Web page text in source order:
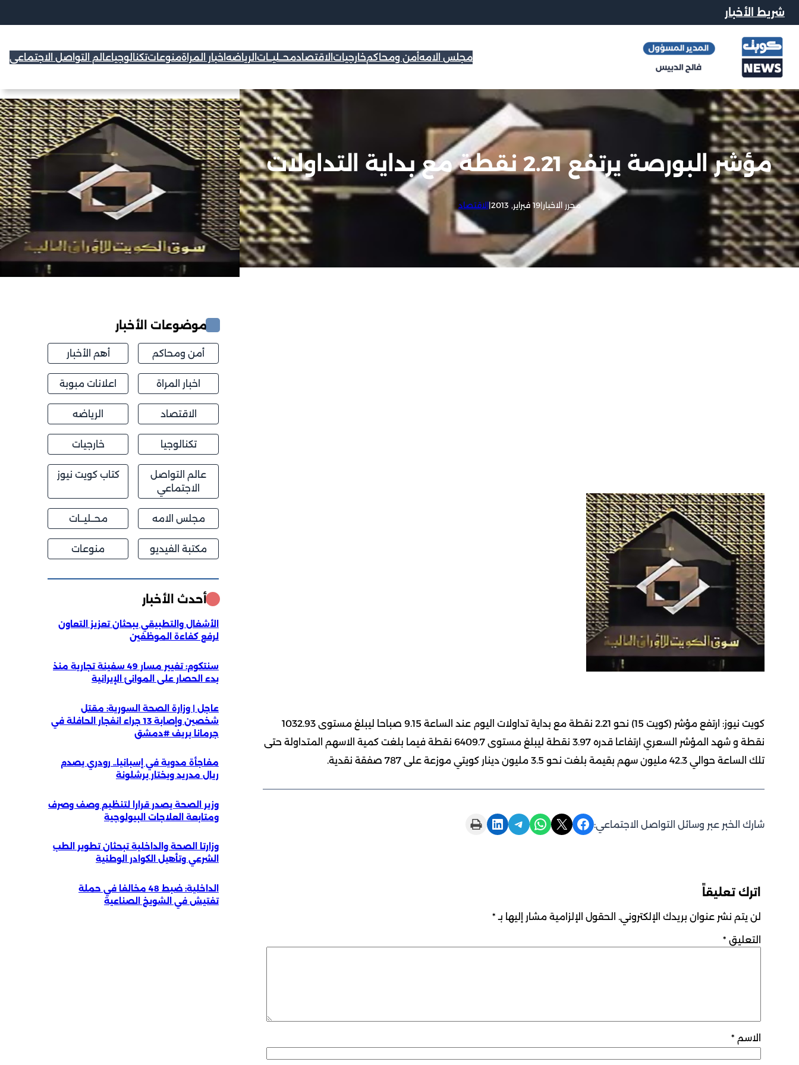
شريط الأخبار
مجلس الامهأمن ومحاكمخارجيات الاقتصادمحــليــات الرياضه اخبار المراةمنوعاتتكنالوجياعالم التواصل الاجتماعي
مؤشر البورصة يرتفع 2.21 نقطة مع بداية التداولات
محرر الاخبار|19 فبراير, 2013 |الاقتصاد
كويت نيوز: ارتفع مؤشر (كويت 15) نحو 2.21 نقطة مع بداية تداولات اليوم عند الساعة 9.15 صباحا ليبلغ مستوى 1032.93
نقطة و شهد المؤشر السعري ارتفاعا قدره 3.97 نقطة ليبلغ مستوى 6409.7 نقطة فيما بلغت كمية الاسهم المتداولة حتى
تلك الساعة حوالي 42.3 مليون سهم بقيمة بلغت نحو 3.5 مليون دينار كويتي موزعة على 787 صفقة نقدية.
شارك الخبر عبر وسائل التواصل الاجتماعي: Share on Facebook
Share on X
Share on WhatsApp
Share on Telegram
Share on LinkedIn
Print this Page
اترك تعليقاً
لن يتم نشر عنوان بريدك الإلكتروني. الحقول الإلزامية مشار إليها بـ *
التعليق *
الاسم *
موضوعات الأخبار
أمن ومحاكم أهم الأخبار
اخبار المراة اعلانات مبوبة
الاقتصاد الرياضه
تكنالوجيا خارجيات
عالم التواصل
الاجتماعي
كتاب كويت نيوز
مجلس الامه محــليــات
مكتبة الفيديو منوعات
أحدث الأخبار
الأشغال والتطبيقي يبحثان تعزيز التعاون
لرفع كفاءة الموظفين
سنتكوم: تغيير مسار 49 سفينة تجارية منذ
بدء الحصار على الموانئ الإيرانية
عاجل | وزارة الصحة السورية: مقتل
شخصين وإصابة 13 جراء انفجار الحافلة في
جرمانا بريف #دمشق
مفاجأة مدوية في إسبانيا.. رودري يصدم
ريال مدريد ويختار برشلونة
وزير الصحة يصدر قرارا لتنظيم وصف وصرف
ومتابعة العلاجات البيولوجية
وزارتا الصحة والداخلية تبحثان تطوير الطب
الشرعي وتأهيل الكوادر الوطنية
الداخلية: ضبط 48 مخالفا في حملة
تفتيش في الشويخ الصناعية